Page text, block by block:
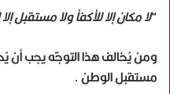
“لا مكان إلا للأكفأ ولا مستقبل
ومن يُخالف هذا التوجّه يجب أن
مستقبل الوطن .